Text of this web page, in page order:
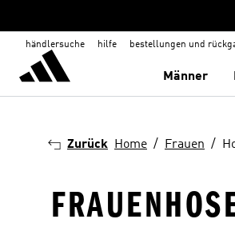
händlersuche hilfe bestellungen und
Männer
Zurück Home Frauen